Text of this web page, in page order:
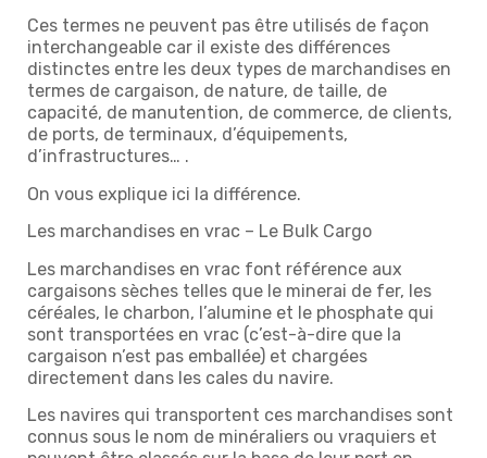
Ces termes ne peuvent pas être utilisés de façon
interchangeable car il existe des différences
distinctes entre les deux types de marchandises en
termes de cargaison, de nature, de taille, de
capacité, de manutention, de commerce, de clients,
de ports, de terminaux, d’équipements,
d’infrastructures… .
On vous explique ici la différence.
Les marchandises en vrac – Le Bulk Cargo
Les marchandises en vrac font référence aux
cargaisons sèches telles que le minerai de fer, les
céréales, le charbon, l’alumine et le phosphate qui
sont transportées en vrac (c’est-à-dire que la
cargaison n’est pas emballée) et chargées
directement dans les cales du navire.
Les navires qui transportent ces marchandises sont
connus sous le nom de minéraliers ou vraquiers et